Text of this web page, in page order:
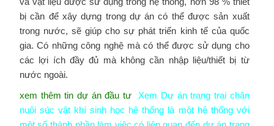
bị cần để xây dựng trong dự án có thể được sản xuất
trong nước, sẽ giúp cho sự phát triển kinh tế của quốc
gia. Có những công nghệ mà có thể được sử dụng cho
các lợi ích đầy đủ mà không cần nhập liệu/thiết bị từ
nước ngoài.
xem thêm tin dự án đầu tư
Xem Dự án trang trại chăn
nuôi súc vật khí sinh học hệ thống là một hệ thống với